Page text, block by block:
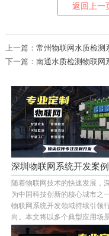
返回上一
上一篇： 常州物联网水质检测
下一篇： 南通水质检测物联网
深圳物联网系统开发案
示：多场···
随着物联网技术的快速发展，
为中国科技创新的核心城市之
物联网系统开发领域持续引领
向。本文将以多个典型应用场
础，全面展示···...